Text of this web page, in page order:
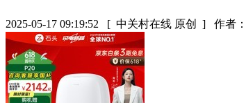
2025-05-17 09:19:52 [ 中关村在线 原创 ] 作者